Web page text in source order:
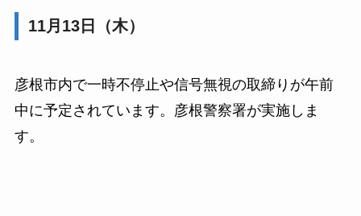
11月13日（木）
彦根市内で一時不停止や信号無視の取締りが午前
中に予定されています。彦根警察署が実施しま
す。